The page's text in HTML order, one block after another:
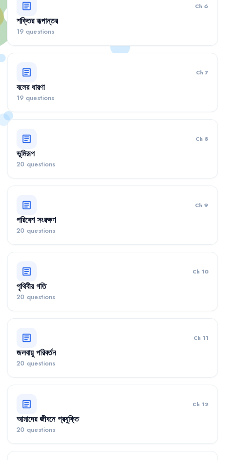
article Ch 6
শক্তির রূপান্তর
19 questions
article Ch 7
বলের ধারণা
19 questions
article Ch 8
ভূমিরূপ
20 questions
article Ch 9
পরিবেশ সংরক্ষণ
20 questions
article Ch 10
পৃথিবীর গতি
20 questions
article Ch 11
জলবায়ু পরিবর্তন
20 questions
article Ch 12
আমাদের জীবনে প্রযুক্তি
20 questions